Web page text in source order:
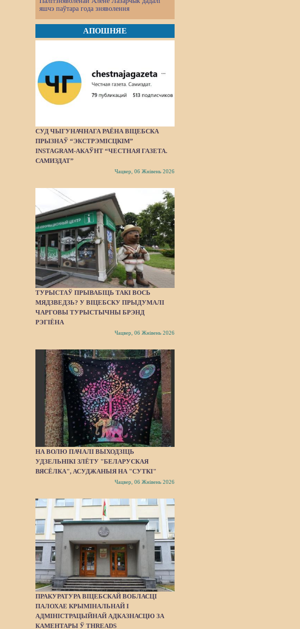
яшчэ паўтара года зняволення
АПОШНЯЕ
СУД ЧЫГУНАЧНАГА РАЁНА ВІЦЕБСКА
ПРЫЗНАЎ “ЭКСТРЭМІСЦКІМ”
INSTAGRAM-АКАЎНТ “ЧЕСТНАЯ ГАЗЕТА.
САМИЗДАТ”
Чацвер, 06 Жнівень 2026
ТУРЫСТАЎ ПРЫВАБІЦЬ ТАКІ ВОСЬ
МЯДЗВЕДЗЬ? У ВІЦЕБСКУ ПРЫДУМАЛІ
ЧАРГОВЫ ТУРЫСТЫЧНЫ БРЭНД
РЭГІЁНА
Чацвер, 06 Жнівень 2026
НА ВОЛЮ ПАЧАЛІ ВЫХОДЗІЦЬ
УДЗЕЛЬНІКІ ЗЛЁТУ "БЕЛАРУСКАЯ
ВЯСЁЛКА", АСУДЖАНЫЯ НА "СУТКІ"
Чацвер, 06 Жнівень 2026
ПРАКУРАТУРА ВІЦЕБСКАЙ ВОБЛАСЦІ
ПАЛОХАЕ КРЫМІНАЛЬНАЙ І
АДМІНІСТРАЦЫЙНАЙ АДКАЗНАСЦЮ ЗА
КАМЕНТАРЫ Ў THREADS